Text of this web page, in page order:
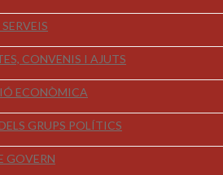
CONVENIS I AJUTS
ECONÒMICA
GRUPS POLÍTICS
GOVERN